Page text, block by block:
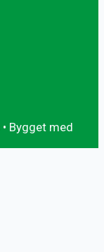
• Bygget med